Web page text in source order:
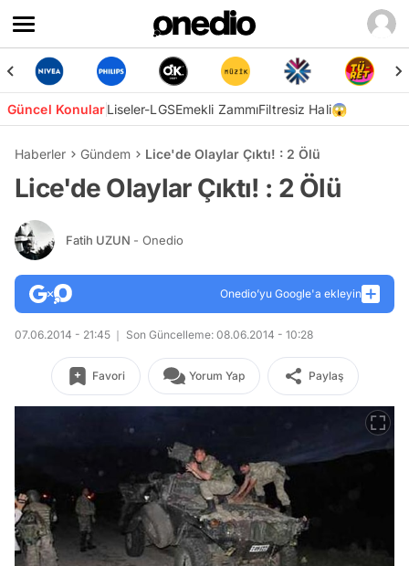
Güncel KonularLiseler-LGSEmekli ZammıFiltresiz Hali😱
Haberler Gündem Lice'de Olaylar Çıktı! : 2 Ölü
Lice'de Olaylar Çıktı! : 2 Ölü
Fatih UZUN - Onedio
Onedio’yu Google'a ekleyin
07.06.2014 - 21:45 Son Güncelleme: 08.06.2014 - 10:28
Favori Yorum Yap Paylaş